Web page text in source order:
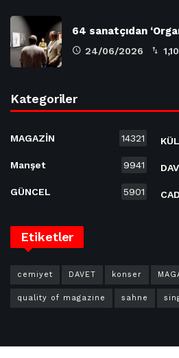
64 sanatçıdan ‘Organ
24/06/2026
Kategoriler
MAGAZİN 14321
Manşet 9941
GÜNCEL 5901
Etiketler
cemiyet DAVET konser
quality of magazine sahne